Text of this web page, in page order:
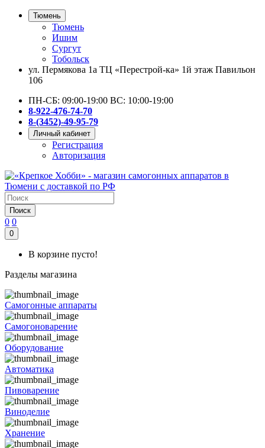
Тюмень
Тюмень
Ишим
Сургут
Тобольск
ул. Пермякова 1а ТЦ «Перестрой-ка» 1й этаж Павильон
106
ПН-СБ: 09:00-19:00 ВС: 10:00-19:00
8-922-476-74-70
8-(3452)-49-95-79
Личный кабинет
Регистрация
Авторизация
Поиск
0 0
0
В корзине пусто!
Разделы магазина
Самогонные аппараты
Самогоноварение
Оборудование
Автоматика
Пивоварение
Виноделие
Хранение